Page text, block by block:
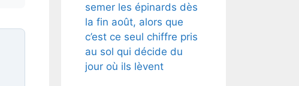
semer les épinards dès
la fin août, alors que
c’est ce seul chiffre pris
au sol qui décide du
jour où ils lèvent